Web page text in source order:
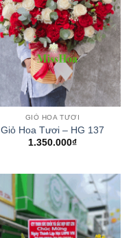
GIỎ HOA TƯƠI
Giỏ Hoa Tươi – HG 137
1.350.000₫